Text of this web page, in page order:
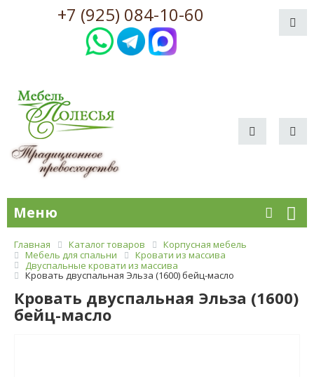
+7 (925) 084-10-60
Меню
Главная Каталог товаров
Корпусная мебель
Мебель для спальни
Кровати из массива
Двуспальные кровати из массива
Кровать двуспальная Эльза (1600) бейц-масло
Кровать двуспальная Эльза (1600)
бейц-масло